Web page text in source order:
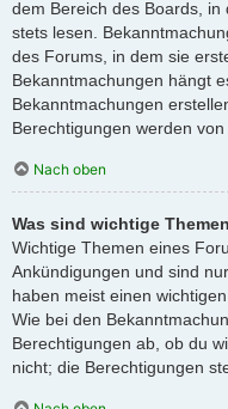
dem Bereich des Boards,
stets lesen.
des Forums, in dem sie
Bekanntmachungen hängt
Bekanntmachungen
Berechtigungen werden
Nach oben
Was sind wichtige
Wichtige Themen eines
Ankündigungen und sind
haben meist einen
Wie bei den
Berechtigungen ab, ob du
nicht; die Berechtigungen